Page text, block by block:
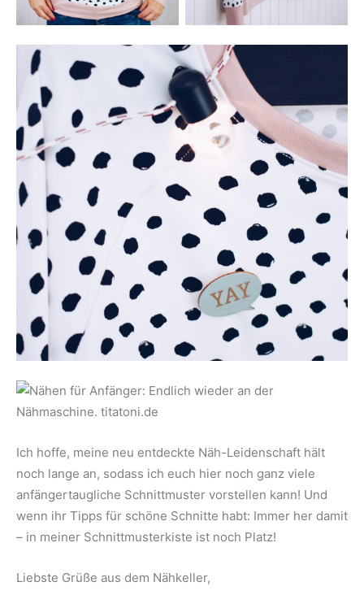
Ich hoffe, meine neu entdeckte Näh-Leidenschaft hält
noch lange an, sodass ich euch hier noch ganz viele
anfängertaugliche Schnittmuster vorstellen kann! Und
wenn ihr Tipps für schöne Schnitte habt: Immer her damit
– in meiner Schnittmusterkiste ist noch Platz!
Liebste Grüße aus dem Nähkeller,